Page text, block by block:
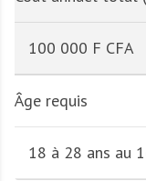
100 000 F CFA
Âge requis
18 à 28 ans au